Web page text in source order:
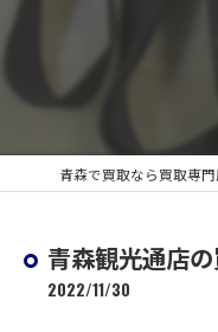
青森観光通店の
2022/11/30